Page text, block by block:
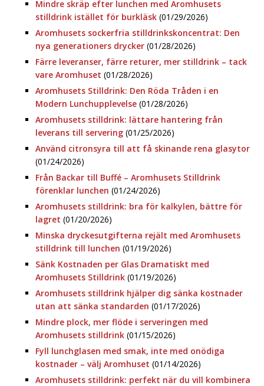
Mindre skräp efter lunchen med Aromhusets
stilldrink istället för burkläsk (01/29/2026)
Aromhusets sockerfria stilldrinkskoncentrat: Den
nya generationers drycker (01/28/2026)
Färre leveranser, färre returer, mer stilldrink – tack
vare Aromhuset (01/28/2026)
Aromhusets Stilldrink: Den Röda Tråden i en
Modern Lunchupplevelse (01/28/2026)
Aromhusets stilldrink: lättare hantering från
leverans till servering (01/25/2026)
Använd citronsyra till att få skinande rena glasytor
(01/24/2026)
Från Backar till Buffé – Aromhusets Stilldrink
förenklar lunchen (01/24/2026)
Aromhusets stilldrink: bra för kalkylen, bättre för
lagret (01/20/2026)
Minska dryckesutgifterna rejält med Aromhusets
stilldrink till lunchen (01/19/2026)
Sänk Kostnaden per Glas Dramatiskt med
Aromhusets Stilldrink (01/19/2026)
Aromhusets stilldrink hjälper dig sänka kostnader
utan att sänka standarden (01/17/2026)
Mindre plock, mer flöde i serveringen med
Aromhusets stilldrink (01/15/2026)
Fyll lunchglasen med smak, inte med onödiga
kostnader – välj Aromhuset (01/14/2026)
Aromhusets stilldrink: perfekt när du vill kombinera